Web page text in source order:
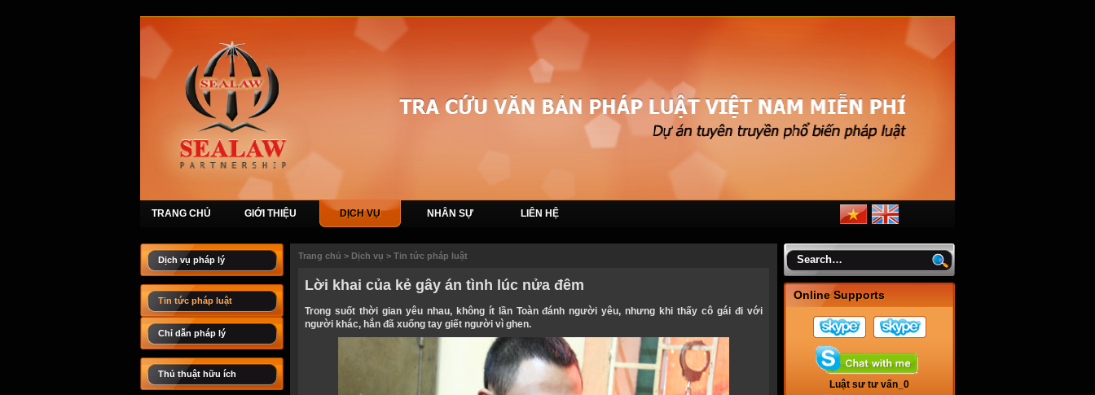
TRANG CHỦ GIỚI THIỆU DỊCH VỤ NHÂN SỰ LIÊN HỆ
Dịch vụ pháp lý
Tin tức pháp luật
Chỉ dẫn pháp lý
Thủ thuật hữu ích
Trang chủ > Dịch vụ > Tin tức pháp luật
Lời khai của kẻ gây án tình lúc nửa đêm
Trong suốt thời gian yêu nhau, không ít lần Toàn đánh người yêu, nhưng khi thấy cô gái đi với
người khác, hắn đã xuống tay giết người vì ghen.
Online Supports
Luật sư tư vấn_0